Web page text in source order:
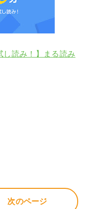
読み！】まる読み
次のページ